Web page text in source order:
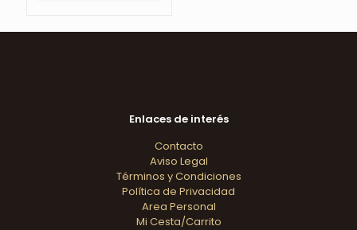
Enlaces de interés
Contacto
Aviso Legal
Términos y Condiciones
Política de Privacidad
Area Personal
Mi Cesta/Carrito